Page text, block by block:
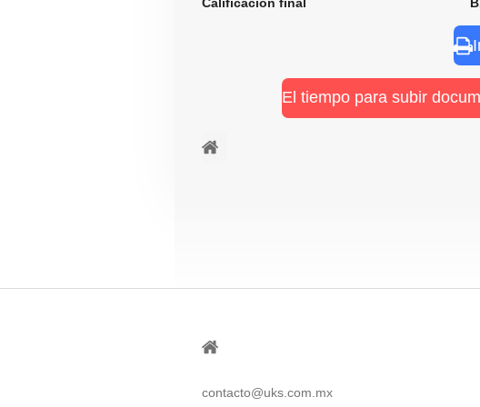
El tiempo para subir
⠀ㅤ
⠀
contacto@uks.com.mx